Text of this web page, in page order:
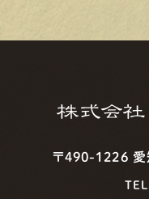
〒490-1226 愛